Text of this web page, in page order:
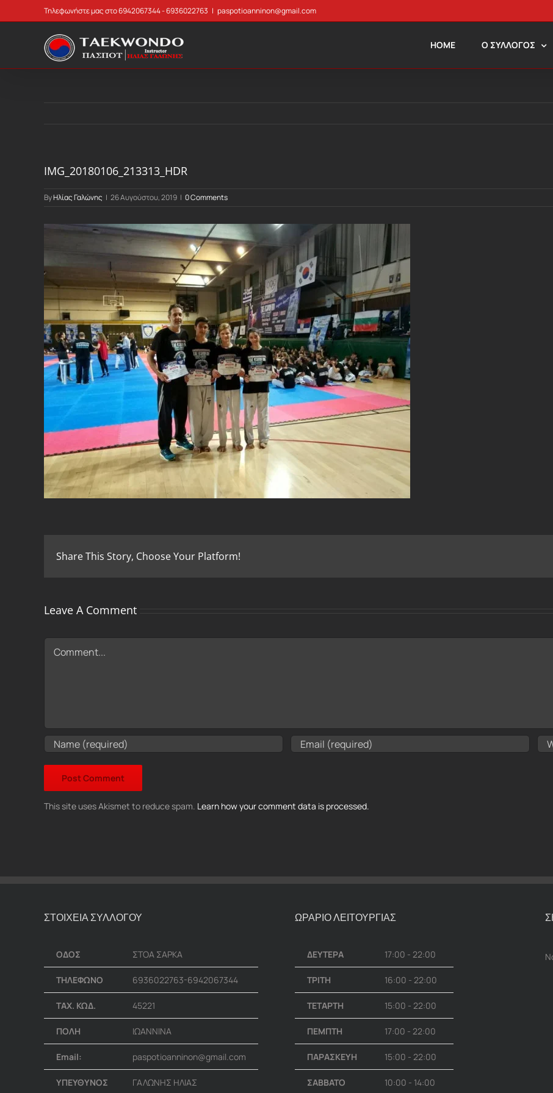
to
Τηλεφωνήστε μας στο 6942067344 - 6936022763 | paspotioanninon@gmail.com
HOME Ο ΣΥΛΛΟΓΟΣ
IMG_20180106_213313_HDR
ByΗλίας Γαλώνης | 26 Αυγούστου, 2019 | 0 Comments
Share This Story, Choose Your Platform!
Leave A Comment
Comment
This site uses Akismet to reduce spam. Learn how your comment data is processed.
ΣΤΟΙΧΕΙΑ ΣΥΛΛΟΓΟΥ
ΟΔΟΣ ΣΤΟΑ ΣΑΡΚΑ
ΤΗΛΕΦΩΝΟ 6936022763-6942067344
ΤΑΧ. ΚΩΔ. 45221
ΠΟΛΗ ΙΩΑΝΝΙΝΑ
Email: paspotioanninon@gmail.com
ΥΠΕΥΘΥΝΟΣ ΓΑΛΩΝΗΣ ΗΛΙΑΣ
ΩΡΑΡΙΟ ΛΕΙΤΟΥΡΓΙΑΣ
ΔΕΥΤΕΡΑ 17:00 - 22:00
ΤΡΙΤΗ 16:00 - 22:00
ΤΕΤΑΡΤΗ 15:00 - 22:00
ΠΕΜΠΤΗ 17:00 - 22:00
ΠΑΡΑΣΚΕΥΗ 15:00 - 22:00
ΣΑΒΒΑΤΟ 10:00 - 14:00